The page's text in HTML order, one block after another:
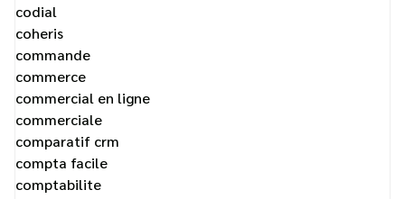
codial
coheris
commande
commerce
commercial en ligne
commerciale
comparatif crm
compta facile
comptabilite